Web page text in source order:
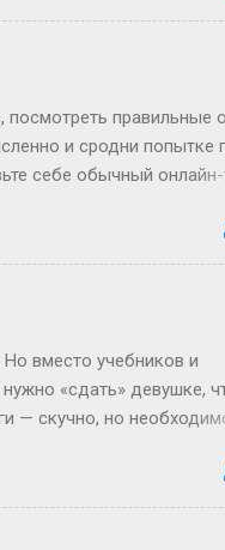
если 1 января
високосный? Тут уже
ли эти два дня оказаться
посмотреть правильные
и сродни попытке
себе обычный онлайн-
варианты. Однако, и
который вы видите,
виде, в каком
коде. Сегодня всё
страница — это просто
вместо учебников и
«сдать» девушке,
— скучно, но
от врача, что
в этот мир. Но это
а где мифы? «Ты